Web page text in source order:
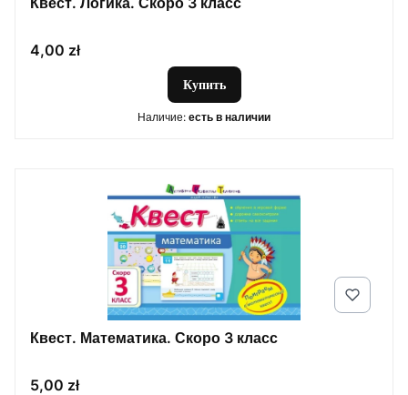
Цена
4,00 zł
Купить
Наличие: есть в наличии
Квест. Математика. Скоро 3 класс
Цена
5,00 zł